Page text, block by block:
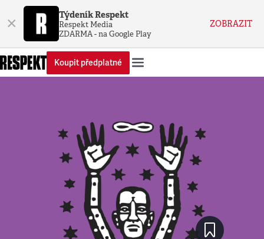
× Týdeník Respekt
Respekt Media
ZDARMA - na Google Play
ZOBRAZIT
Koupit předplatné